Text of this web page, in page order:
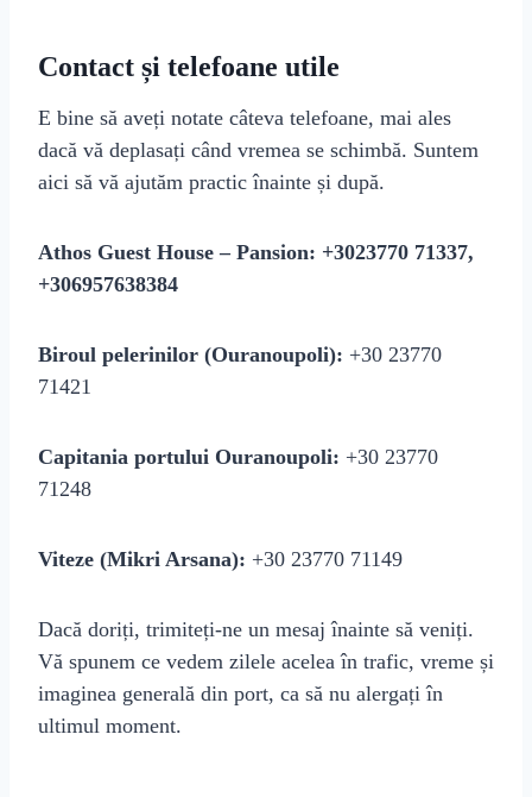
Contact și telefoane utile
E bine să aveți notate câteva telefoane, mai ales
dacă vă deplasați când vremea se schimbă. Suntem
aici să vă ajutăm practic înainte și după.
Athos Guest House – Pansion: +3023770 71337,
+306957638384
Biroul pelerinilor (Ouranoupoli): +30 23770
71421
Capitania portului Ouranoupoli: +30 23770
71248
Viteze (Mikri Arsana): +30 23770 71149
Dacă doriți, trimiteți‑ne un mesaj înainte să veniți.
Vă spunem ce vedem zilele acelea în trafic, vreme și
imaginea generală din port, ca să nu alergați în
ultimul moment.